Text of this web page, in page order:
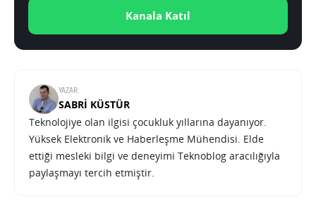
Kanala Katıl
YAZAR:
SABRI KÜSTÜR
Teknolojiye olan ilgisi çocukluk yıllarına dayanıyor.
Yüksek Elektronik ve Haberleşme Mühendisi. Elde
ettiği mesleki bilgi ve deneyimi Teknoblog aracılığıyla
paylaşmayı tercih etmiştir.